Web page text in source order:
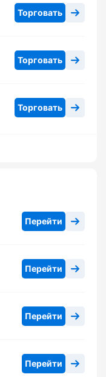
Торговать
Торговать
Торговать
Перейти
Перейти
Перейти
Перейти